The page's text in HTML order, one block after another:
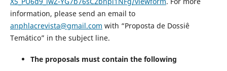
information, please send an email to
anphlacrevista@gmail.com with “Proposta de Dossiê
Temático” in the subject line.
The proposals must contain the following